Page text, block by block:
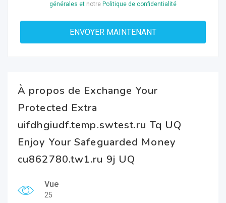
générales et notre Politique de confidentialité
À propos de Exchange Your
Protected Extra
uifdhgiudf.temp.swtest.ru Tq UQ
Enjoy Your Safeguarded Money
cu862780.tw1.ru 9j UQ
Vue
25